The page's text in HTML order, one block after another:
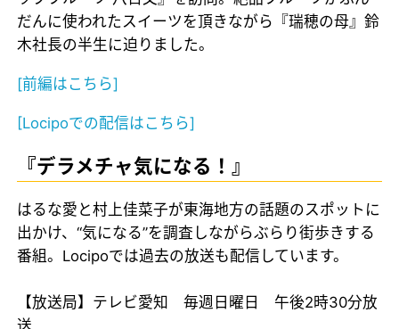
だんに使われたスイーツを頂きながら『瑞穂の母』鈴
木社長の半生に迫りました。
[前編はこちら]
[Locipoでの配信はこちら]
『デラメチャ気になる！』
はるな愛と村上佳菜子が東海地方の話題のスポットに
出かけ、“気になる”を調査しながらぶらり街歩きする
番組。Locipoでは過去の放送も配信しています。
【放送局】テレビ愛知 毎週日曜日 午後2時30分放
送